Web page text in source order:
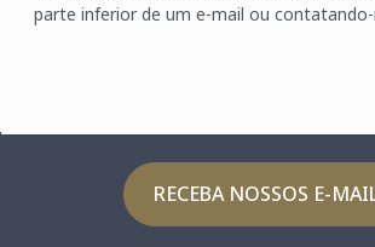
parte inferior de um e-mail ou
RECEBA NOSSOS E-